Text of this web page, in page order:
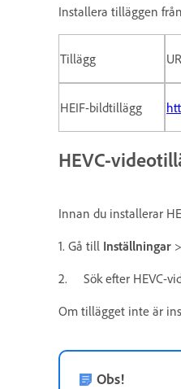
Installera tilläggen
Tillägg
HEIF-bildtillägg
HEVC-
Innan du installerar
1. Gå till Inställningar >
2. Sök efter HEVC-
Om tillägget inte är
Obs!